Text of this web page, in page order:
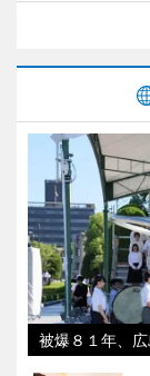
被爆８１年、